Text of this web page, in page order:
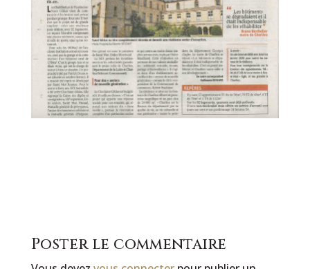
Poster le commentaire